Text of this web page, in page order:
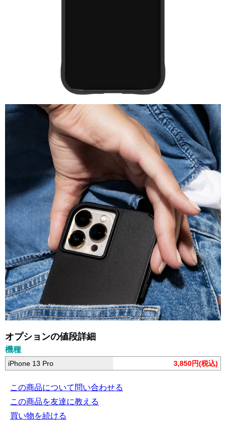
オプションの値段詳細
機種
iPhone 13 Pro 3,850円(税込)
この商品について問い合わせる
この商品を友達に教える
買い物を続ける